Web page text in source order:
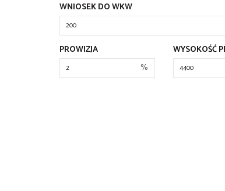
WNIOSEK DO WKW
PROWIZJA
%
WYSOKOŚĆ